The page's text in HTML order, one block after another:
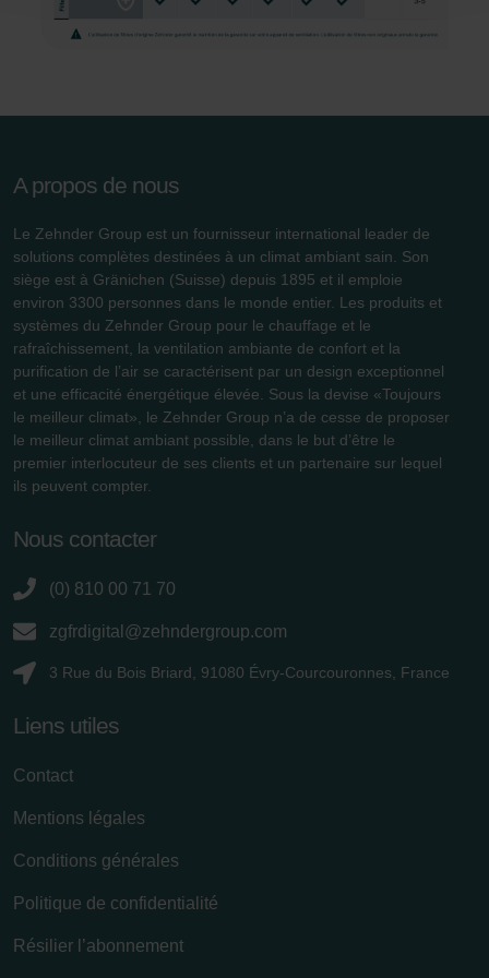
durablement tout enregistrement de cookies sur votre
des cookies au sein du navigateur Web utilisé, il se peut
disponibles dans leur intégralité.
Pour plus de détails, nous vous invitons à prendre
connaissance de notre politique relative aux cookies.
Datenschutzerklärung der Zehnder Group
Zehnder Group AG: Data Privacy
Zehnder Group België nv/sa: Déclarations de confidentialité
Zehnder Group Czech Republic s.r.o.: Zásady ochrany
Zehnder Group Italia S.r.l.: Privacy
Limitet Şirketi: Web Sitesi Çerezleri
Zehnder Group Sales International: Privacy Policy
Zehnder Polska Sp. z o.o.: Oświadczenie o ochronie
A propos de nous
Le Zehnder Group est un fournisseur international leader de
solutions complètes destinées à un climat ambiant sain. Son
siège est à Gränichen (Suisse) depuis 1895 et il emploie
environ 3300 personnes dans le monde entier. Les produits et
systèmes du Zehnder Group pour le chauffage et le
rafraîchissement, la ventilation ambiante de confort et la
purification de l’air se caractérisent par un design exceptionnel
et une efficacité énergétique élevée. Sous la devise «Toujours
le meilleur climat», le Zehnder Group n’a de cesse de proposer
le meilleur climat ambiant possible, dans le but d’être le
premier interlocuteur de ses clients et un partenaire sur lequel
ils peuvent compter.
Nous contacter
(0) 810 00 71 70
zgfrdigital@zehndergroup.com
3 Rue du Bois Briard, 91080 Évry-Courcouronnes, France
Liens utiles
Contact
Mentions légales
Conditions générales
Politique de confidentialité
Résilier l’abonnement